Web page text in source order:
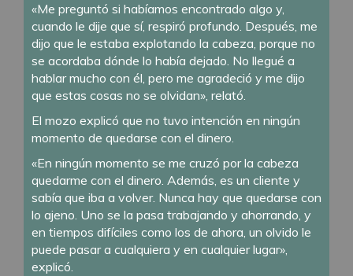
«Me preguntó si habíamos encontrado algo y,
cuando le dije que sí, respiró profundo. Después, me
dijo que le estaba explotando la cabeza, porque no
se acordaba dónde lo había dejado. No llegué a
hablar mucho con él, pero me agradeció y me dijo
que estas cosas no se olvidan», relató.
El mozo explicó que no tuvo intención en ningún
momento de quedarse con el dinero.
«En ningún momento se me cruzó por la cabeza
quedarme con el dinero. Además, es un cliente y
sabía que iba a volver. Nunca hay que quedarse con
lo ajeno. Uno se la pasa trabajando y ahorrando, y
en tiempos difíciles como los de ahora, un olvido le
puede pasar a cualquiera y en cualquier lugar»,
explicó.